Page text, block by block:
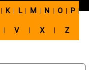
K L M N O P
V X Z